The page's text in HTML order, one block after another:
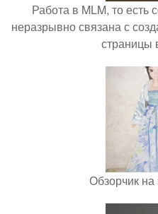
Работа в MLM, то есть
неразрывно связана с
страницы
Обзорчик